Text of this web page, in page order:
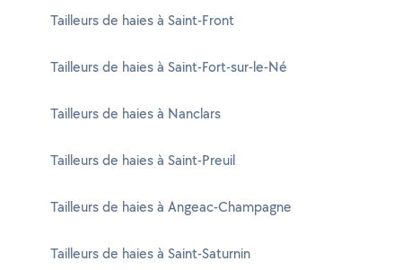
Tailleurs de haies à Saint-Front
Tailleurs de haies à Saint-Fort-sur-le-Né
Tailleurs de haies à Nanclars
Tailleurs de haies à Saint-Preuil
Tailleurs de haies à Angeac-Champagne
Tailleurs de haies à Saint-Saturnin